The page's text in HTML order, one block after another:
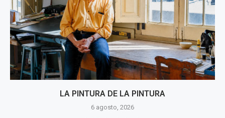
LA PINTURA DE LA PINTURA
6 agosto, 2026